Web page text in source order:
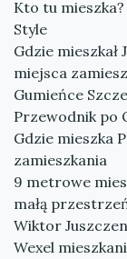
Kto tu
Style
Gdzie mieszkał
miejsca
Gumieńce
Przewodnik po
Gdzie mieszka
zamieszkania
9 metrowe
małą
Wiktor
Wexel